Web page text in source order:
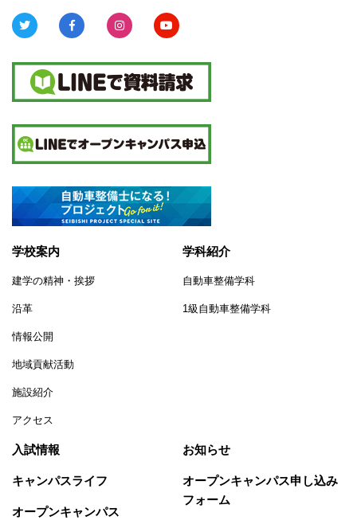
学校案内
建学の精神・挨拶
沿革
情報公開
地域貢献活動
施設紹介
アクセス
学科紹介
自動車整備学科
1級自動車整備学科
入試情報
キャンパスライフ
オープンキャンパス
お知らせ
オープンキャンパス申し込み
フォーム